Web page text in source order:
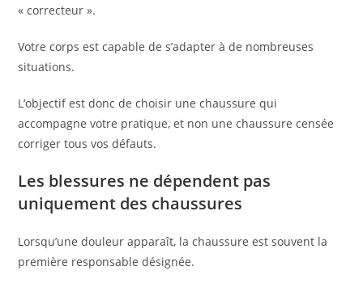
« correcteur ».
Votre corps est capable de s’adapter à de nombreuses
situations.
L’objectif est donc de choisir une chaussure qui
accompagne votre pratique, et non une chaussure censée
corriger tous vos défauts.
Les blessures ne dépendent pas
uniquement des chaussures
Lorsqu’une douleur apparaît, la chaussure est souvent la
première responsable désignée.